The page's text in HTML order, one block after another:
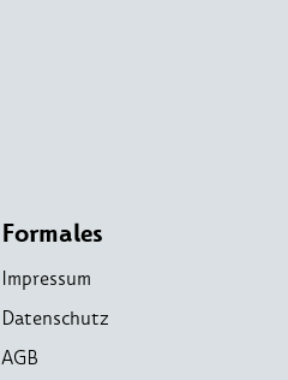
Formales
Impressum
Datenschutz
AGB